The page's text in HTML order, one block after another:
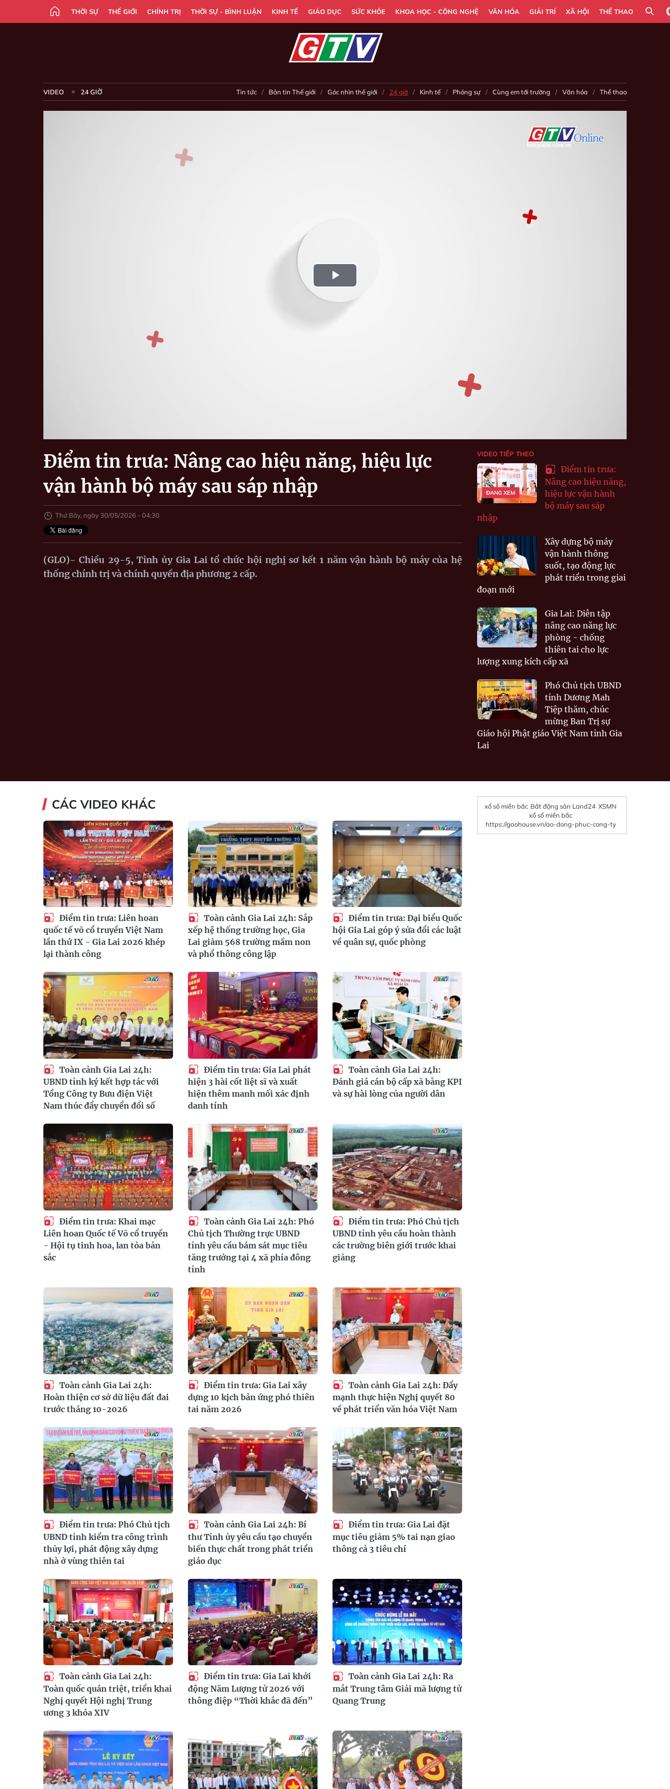
THỜI SỰ THẾ GIỚI CHÍNH TRỊ THỜI SỰ - BÌNH LUẬN KINH TẾ GIÁO DỤC SỨC KHỎE KHOA HỌC - CÔNG NGHỆ VĂN HÓA GIẢI TRÍ XÃ HỘI THỂ THAO
VIDEO 24 GIỜ Tin tức Bản tin Thế giới Góc nhìn thế giới 24 giờ Kinh tế Phóng sự Cùng em tới trường Văn hóa Thể thao
Play
Video
Điểm tin trưa: Nâng cao hiệu năng, hiệu lực
vận hành bộ máy sau sáp nhập
Thứ Bảy, ngày 30/05/2026 - 04:30
(GLO)- Chiều 29-5, Tỉnh ủy Gia Lai tổ chức hội nghị sơ kết 1 năm vận hành bộ máy của hệ
thống chính trị và chính quyền địa phương 2 cấp.
VIDEO TIẾP THEO
ĐANG XEM
Điểm tin trưa:
Nâng cao hiệu năng,
hiệu lực vận hành
bộ máy sau sáp
nhập
Xây dựng bộ máy
vận hành thông
suốt, tạo động lực
phát triển trong giai
đoạn mới
Gia Lai: Diễn tập
nâng cao năng lực
phòng - chống
thiên tai cho lực
lượng xung kích cấp xã
Phó Chủ tịch UBND
tỉnh Dương Mah
Tiệp thăm, chúc
mừng Ban Trị sự
Giáo hội Phật giáo Việt Nam tỉnh Gia
Lai
CÁC VIDEO KHÁC
Điểm tin trưa: Liên hoan
quốc tế võ cổ truyền Việt Nam
lần thứ IX - Gia Lai 2026 khép
lại thành công
Toàn cảnh Gia Lai 24h: Sắp
xếp hệ thống trường học, Gia
Lai giảm 568 trường mầm non
và phổ thông công lập
Điểm tin trưa: Đại biểu Quốc
hội Gia Lai góp ý sửa đổi các luật
về quân sự, quốc phòng
Toàn cảnh Gia Lai 24h:
UBND tỉnh ký kết hợp tác với
Tổng Công ty Bưu điện Việt
Nam thúc đẩy chuyển đổi số
Điểm tin trưa: Gia Lai phát
hiện 3 hài cốt liệt sĩ và xuất
hiện thêm manh mối xác định
danh tính
Toàn cảnh Gia Lai 24h:
Đánh giá cán bộ cấp xã bằng KPI
và sự hài lòng của người dân
Điểm tin trưa: Khai mạc
Liên hoan Quốc tế Võ cổ truyền
- Hội tụ tinh hoa, lan tỏa bản
sắc
Toàn cảnh Gia Lai 24h: Phó
Chủ tịch Thường trực UBND
tỉnh yêu cầu bám sát mục tiêu
tăng trưởng tại 4 xã phía đông
tỉnh
Điểm tin trưa: Phó Chủ tịch
UBND tỉnh yêu cầu hoàn thành
các trường biên giới trước khai
giảng
Toàn cảnh Gia Lai 24h:
Hoàn thiện cơ sở dữ liệu đất đai
trước tháng 10-2026
Điểm tin trưa: Gia Lai xây
dựng 10 kịch bản ứng phó thiên
tai năm 2026
Toàn cảnh Gia Lai 24h: Đẩy
mạnh thực hiện Nghị quyết 80
về phát triển văn hóa Việt Nam
Điểm tin trưa: Phó Chủ tịch
UBND tỉnh kiểm tra công trình
thủy lợi, phát động xây dựng
nhà ở vùng thiên tai
Toàn cảnh Gia Lai 24h: Bí
thư Tỉnh ủy yêu cầu tạo chuyển
biến thực chất trong phát triển
giáo dục
Điểm tin trưa: Gia Lai đặt
mục tiêu giảm 5% tai nạn giao
thông cả 3 tiêu chí
Toàn cảnh Gia Lai 24h:
Toàn quốc quán triệt, triển khai
Nghị quyết Hội nghị Trung
ương 3 khóa XIV
Điểm tin trưa: Gia Lai khởi
động Năm Lượng tử 2026 với
thông điệp “Thời khắc đã đến”
Toàn cảnh Gia Lai 24h: Ra
mắt Trung tâm Giải mã lượng tử
Quang Trung
xổ số miền bắc Bất động sản Land24 XSMN
xổ số miền bắc
https://gaohouse.vn/ao-dong-phuc-cong-ty